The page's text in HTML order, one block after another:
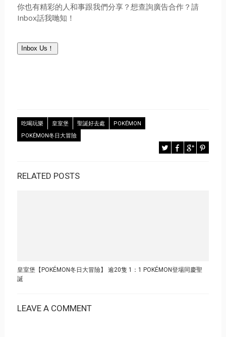
你也有精彩的人和事跟我們分享？想查詢廣告合作？請
Inbox話我哋知！
Inbox Us！
吃喝玩樂 皇室堡 聖誕好去處
POKÉMON
POKÉMON冬日大冒險
RELATED POSTS
皇室堡【POKÉMON冬日大冒險】 逾20隻 1：1 POKÉMON登場同慶聖
誕
LEAVE A COMMENT